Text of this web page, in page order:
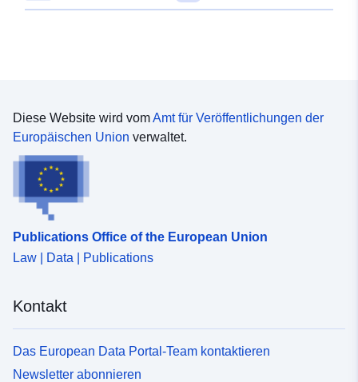
Diese Website wird vomAmt für Veröffentlichungen der
Europäischen Union verwaltet.
Publications Office of the European Union
Law | Data | Publications
Kontakt
Das European Data Portal-Team kontaktieren
Newsletter abonnieren